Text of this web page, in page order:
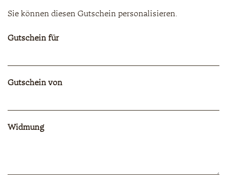
Sie können diesen Gutschein personalisieren.
Gutschein für
Gutschein von
Widmung